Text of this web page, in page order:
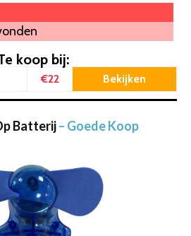
koop bij:
€22 Bekijken
Batterij– Goede Koop